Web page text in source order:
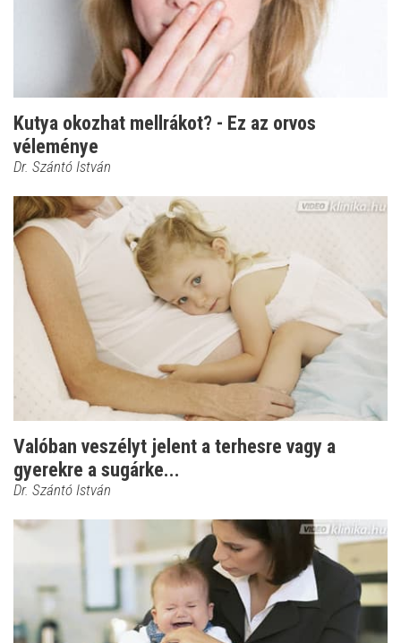
Kutya okozhat mellrákot? - Ez az orvos
véleménye
Dr. Szántó István
Valóban veszélyt jelent a terhesre vagy a
gyerekre a sugárke...
Dr. Szántó István